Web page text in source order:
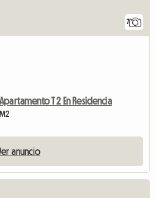
7
T 2 En Residencia
anuncio